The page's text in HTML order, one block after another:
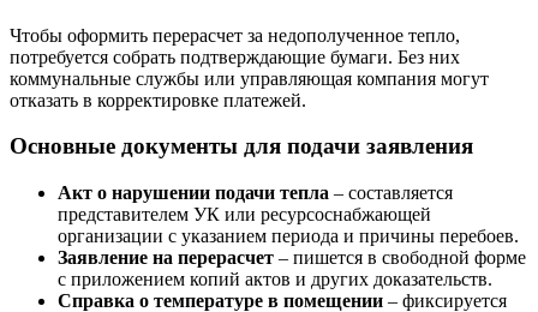
Чтобы оформить перерасчет за недополученное тепло,
потребуется собрать подтверждающие бумаги. Без них
коммунальные службы или управляющая компания могут
отказать в корректировке платежей.
Основные документы для подачи заявления
Акт о нарушении подачи тепла – составляется
представителем УК или ресурсоснабжающей
организации с указанием периода и причины перебоев.
Заявление на перерасчет – пишется в свободной форме
с приложением копий актов и других доказательств.
Справка о температуре в помещении – фиксируется